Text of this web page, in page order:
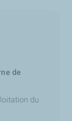
de
du